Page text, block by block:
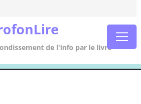
de l'info par le livre